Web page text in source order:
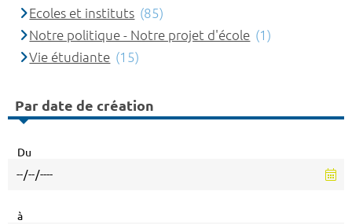
Ecoles et instituts (85)
Notre politique - Notre projet d'école (1)
Vie étudiante (15)
Par date de création
Du
à